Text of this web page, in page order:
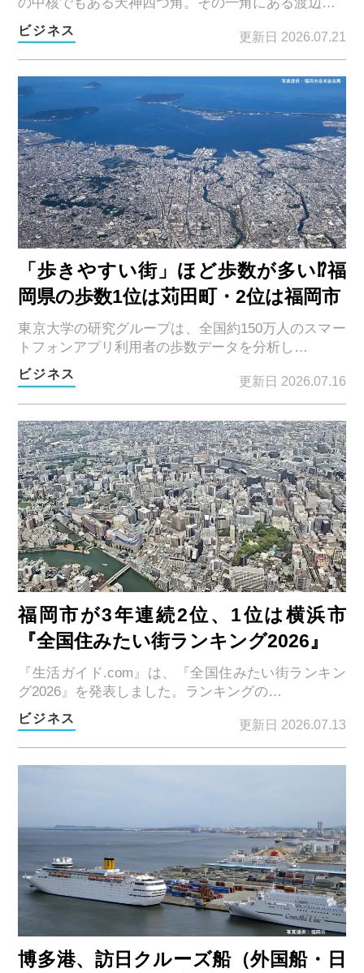
ビジネス 更新日 2026.07.21
「歩きやすい街」ほど歩数が多い⁉福
岡県の歩数1位は苅田町・2位は福岡市
東京大学の研究グループは、全国約150万人のスマー
トフォンアプリ利用者の歩数データを分析し…
ビジネス 更新日 2026.07.16
福岡市が3年連続2位、1位は横浜市
『全国住みたい街ランキング2026』
『生活ガイド.com』は、『全国住みたい街ランキン
グ2026』を発表しました。ランキングの…
ビジネス 更新日 2026.07.13
博多港、訪日クルーズ船（外国船・日